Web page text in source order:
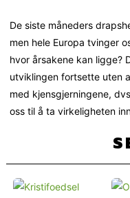
De siste måneders
men hele Europa tvinger
hvor årsakene kan ligge?
utviklingen fortsette uten
med kjensgjerningene,
oss til å ta virkeligheten